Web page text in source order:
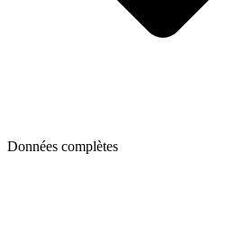
Données complètes